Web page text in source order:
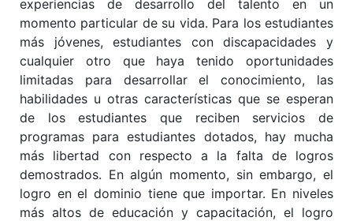
experiencias de desarrollo del talento en un
momento particular de su vida. Para los estudiantes
más jóvenes, estudiantes con discapacidades y
cualquier otro que haya tenido oportunidades
limitadas para desarrollar el conocimiento, las
habilidades u otras características que se esperan
de los estudiantes que reciben servicios de
programas para estudiantes dotados, hay mucha
más libertad con respecto a la falta de logros
demostrados. En algún momento, sin embargo, el
logro en el dominio tiene que importar. En niveles
más altos de educación y capacitación, el logro